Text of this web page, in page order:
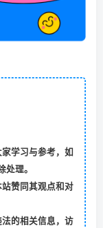
学习与参考，如
理。
赞同其观点和对
的相关信息，访